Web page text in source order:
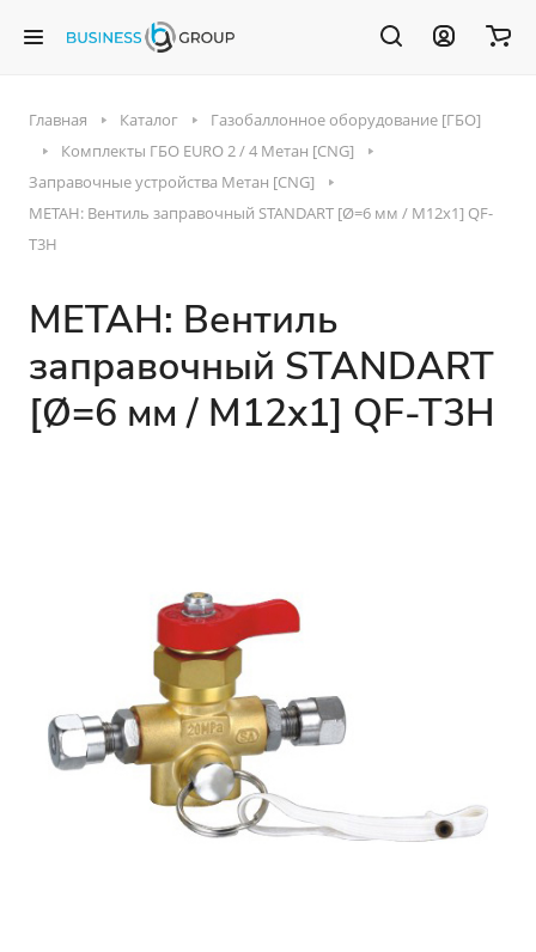
Главная Каталог
Газобаллонное оборудование [ГБО]
Комплекты ГБО EURO 2 / 4 Метан [CNG]
Заправочные устройства Метан [CNG]
МЕТАН: Вентиль заправочный STANDART [Ø=6 мм / M12х1] QF-
T3H
МЕТАН: Вентиль
заправочный STANDART
[Ø=6 мм / M12х1] QF-T3H